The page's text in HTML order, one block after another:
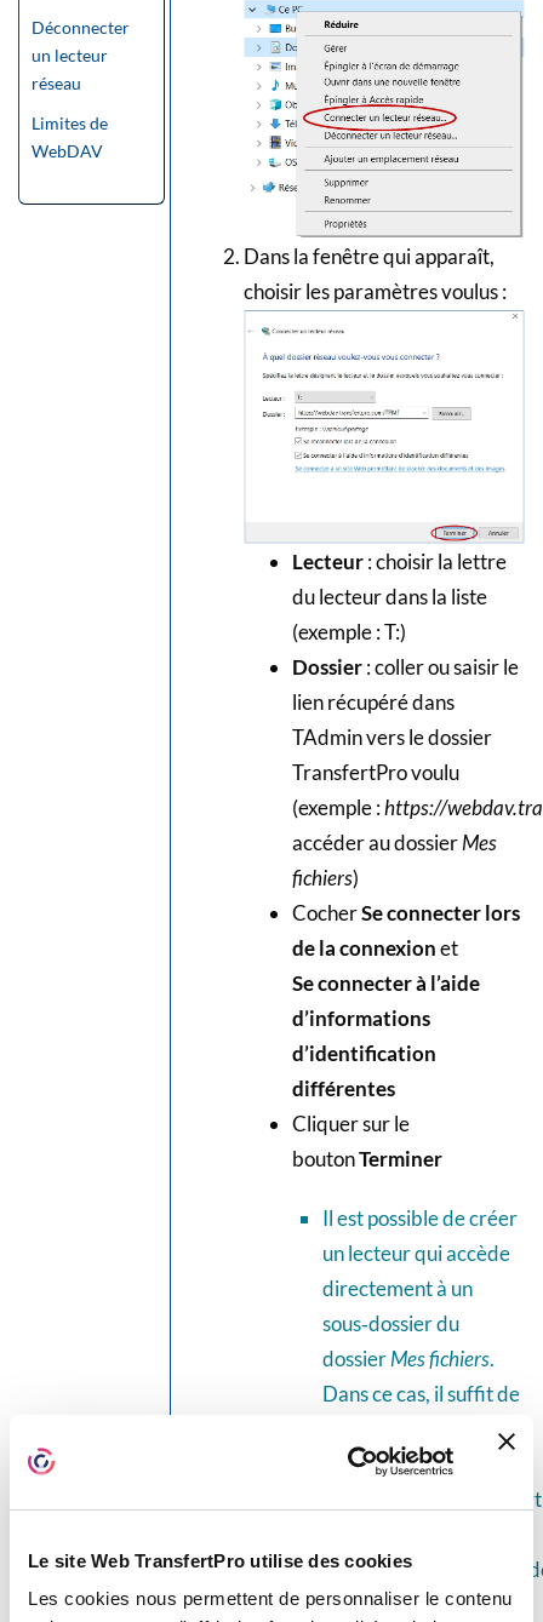
Le site Web TransfertPro utilise des cookies
Les cookies nous permettent de personnaliser le contenu
Déconnecter
un lecteur
réseau
Limites de
WebDAV
Dans la fenêtre qui apparaît,
choisir les paramètres voulus :
Lecteur: choisir la lettre
du lecteur dans la liste
(exemple : T:)
Dossier: coller ou saisir le
lien récupéré dans
TAdmin vers le dossier
TransfertPro voulu
(exemple :https://
accéder au dossierMes
fichiers)
CocherSe connecter lors
de la connexionet
Se connecter à l’aide
d’informations
d’identification
différentes
Cliquer sur le
boutonTerminer
Il est possible de créer
un lecteur qui accède
directement à un
sous‑dossier du
dossierMes fichiers.
Dans ce cas, il suffit de
le préciser en créant le
lien, exemple :
https://
sous‑dossier
son espace TBox